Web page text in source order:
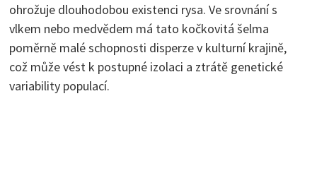
ohrožuje dlouhodobou existenci rysa. Ve srovnání s
vlkem nebo medvědem má tato kočkovitá šelma
poměrně malé schopnosti disperze v kulturní krajině,
což může vést k postupné izolaci a ztrátě genetické
variability populací.